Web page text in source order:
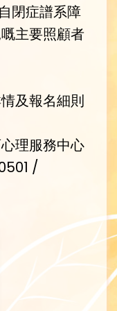
閉症譜系障
主要照顧者
及報名細則
理服務中心
/